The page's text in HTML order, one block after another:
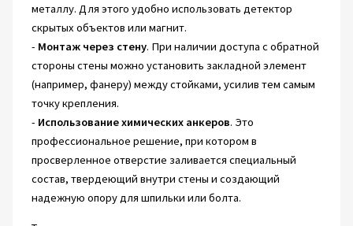
металлу. Для этого удобно использовать детектор
скрытых объектов или магнит.
- Монтаж через стену. При наличии доступа с обратной
стороны стены можно установить закладной элемент
(например, фанеру) между стойками, усилив тем самым
точку крепления.
- Использование химических анкеров. Это
профессиональное решение, при котором в
просверленное отверстие заливается специальный
состав, твердеющий внутри стены и создающий
надежную опору для шпильки или болта.